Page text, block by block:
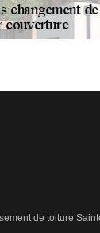
de toiture